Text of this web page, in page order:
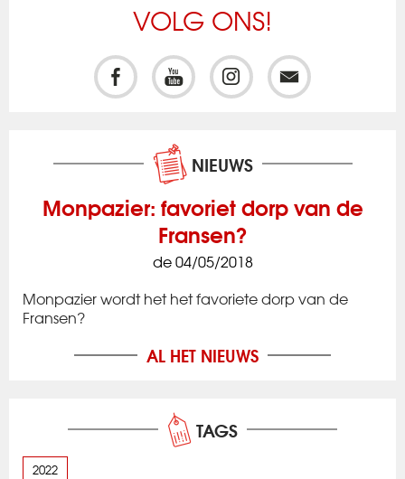
VOLG ONS!
NIEUWS
Monpazier: favoriet dorp van de
Fransen?
de 04/05/2018
Monpazier wordt het het favoriete dorp van de
Fransen?
AL HET NIEUWS
TAGS
2022